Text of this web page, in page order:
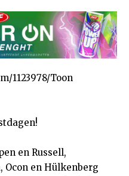
1123978/Toon
en Russell,
Ocon en Hülkenberg